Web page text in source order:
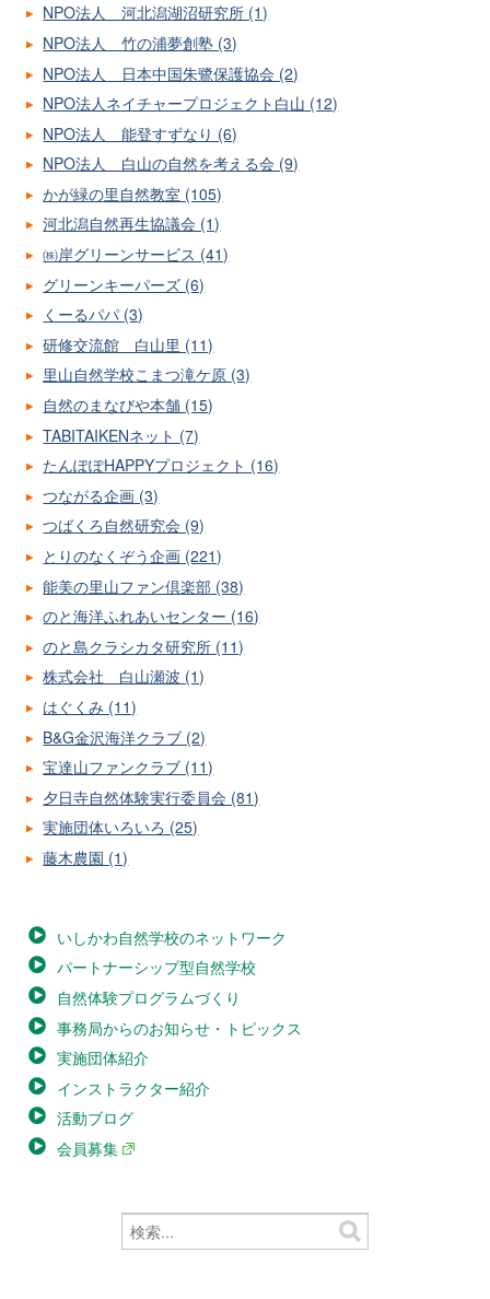
NPO法人 河北潟湖沼研究所 (1)
NPO法人 竹の浦夢創塾 (3)
NPO法人 日本中国朱鷺保護協会 (2)
NPO法人ネイチャープロジェクト白山 (12)
NPO法人 能登すずなり (6)
NPO法人 白山の自然を考える会 (9)
かが緑の里自然教室 (105)
河北潟自然再生協議会 (1)
㈱岸グリーンサービス (41)
グリーンキーパーズ (6)
くーるパパ (3)
研修交流館 白山里 (11)
里山自然学校こまつ滝ケ原 (3)
自然のまなびや本舗 (15)
TABITAIKENネット (7)
たんぽぽHAPPYプロジェクト (16)
つながる企画 (3)
つばくろ自然研究会 (9)
とりのなくぞう企画 (221)
能美の里山ファン倶楽部 (38)
のと海洋ふれあいセンター (16)
のと島クラシカタ研究所 (11)
株式会社 白山瀬波 (1)
はぐくみ (11)
B&G金沢海洋クラブ (2)
宝達山ファンクラブ (11)
夕日寺自然体験実行委員会 (81)
実施団体いろいろ (25)
藤木農園 (1)
いしかわ自然学校のネットワーク
パートナーシップ型自然学校
自然体験プログラムづくり
事務局からのお知らせ・トピックス
実施団体紹介
インストラクター紹介
活動ブログ
会員募集